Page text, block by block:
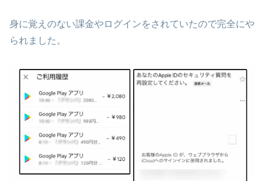
身に覚えのない課金やログインをされていたので完全にや
られました。